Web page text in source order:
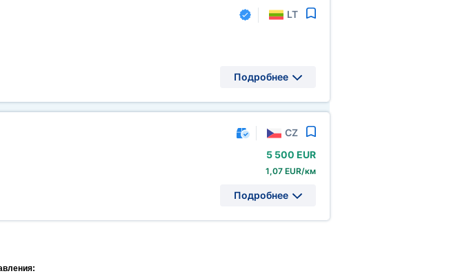
LT
Подробнее
CZ
5 500 EUR
1,07 EUR/км
Подробнее